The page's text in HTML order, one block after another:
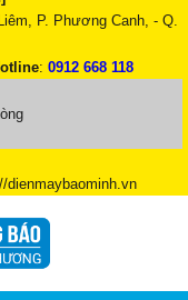
P. Phương Canh, - Q.
: 0912 668 118
dienmaybaominh.vn